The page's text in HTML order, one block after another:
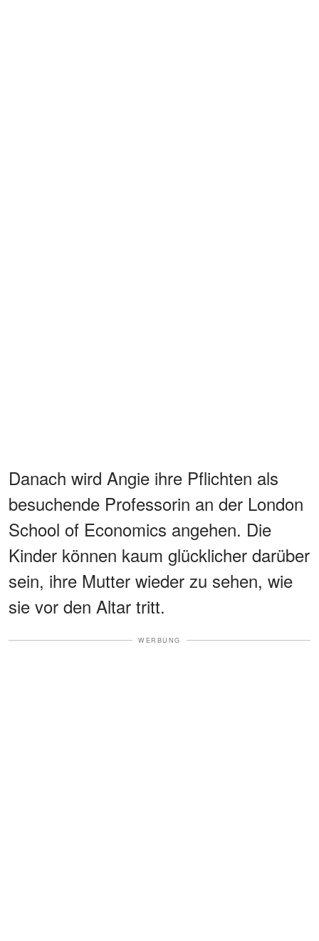
Danach wird Angie ihre Pflichten als
besuchende Professorin an der London
School of Economics angehen. Die
Kinder können kaum glücklicher darüber
sein, ihre Mutter wieder zu sehen, wie
sie vor den Altar tritt.
WERBUNG